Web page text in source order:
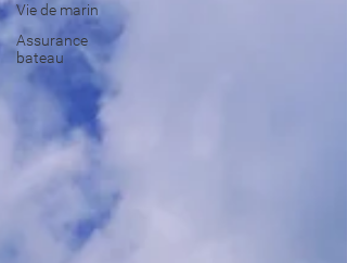
Vie de marin
Assurance
bateau